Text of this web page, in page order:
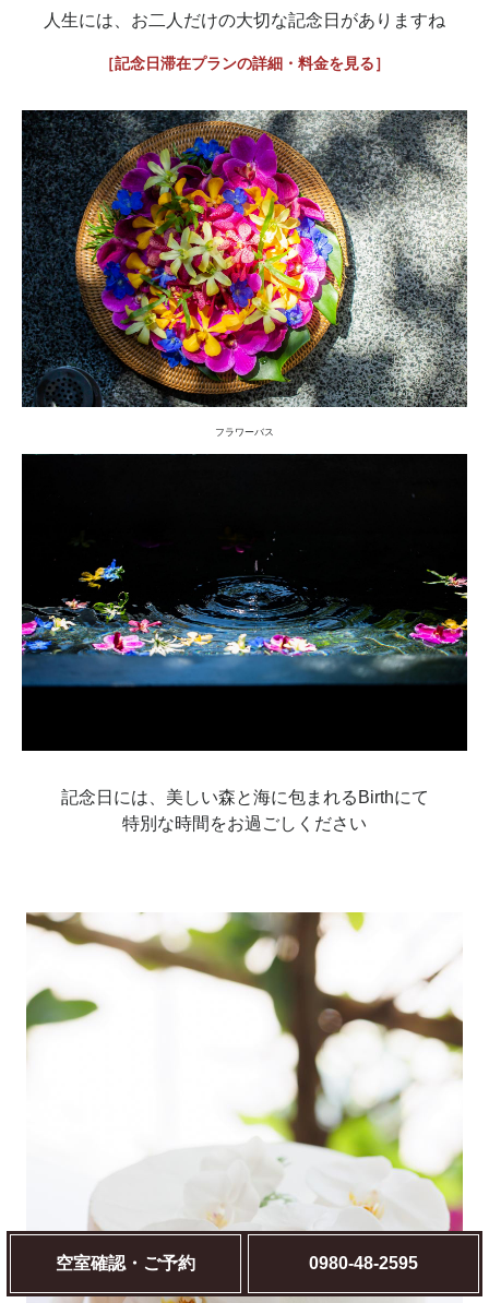
人生には、お二人だけの大切な記念日がありますね
［記念日滞在プランの詳細・料金を見る］
フラワーバス
記念日には、美しい森と海に包まれるBirthにて
特別な時間をお過ごしください
空室確認・ご予約 0980-48-2595